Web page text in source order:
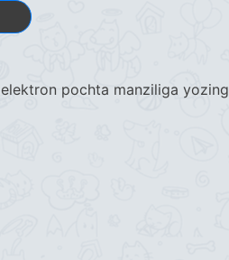
elektron pochta manziliga yozing